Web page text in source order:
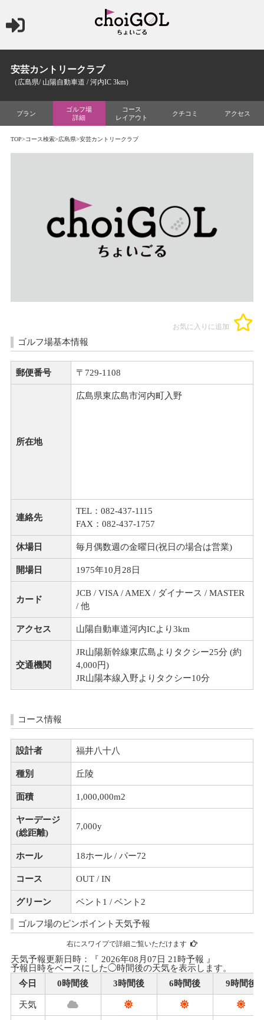
安芸カントリークラブ
（広島県/ 山陽自動車道 / 河内IC 3km）
プラン
ゴルフ場
詳細
コース
レイアウト
クチコミ アクセス
TOP>コース検索>広島県>安芸カントリークラブ
お気に入りに追加
ゴルフ場基本情報
郵便番号 〒729-1108
所在地
広島県東広島市河内町入野
連絡先
TEL：082-437-1115
FAX：082-437-1757
休場日 毎月偶数週の金曜日(祝日の場合は営業)
開場日 1975年10月28日
カード
JCB / VISA / AMEX / ダイナース / MASTER
/ 他
アクセス 山陽自動車道河内ICより3km
交通機関
JR山陽新幹線東広島よりタクシー25分 (約
4,000円)
JR山陽本線入野よりタクシー10分
コース情報
設計者 福井八十八
種別 丘陵
面積 1,000,000m2
ヤーデージ
(総距離)
7,000y
ホール 18ホール / パー72
コース OUT / IN
グリーン ベント1 / ベント2
ゴルフ場のピンポイント天気予報
右にスワイプで詳細ご覧いただけます
天気予報更新日時：『 2026年08月07日 21時予報 』
予報日時をベースにした◯時間後の天気を表示します。
今日
0時間後 3時間後 6時間後 9時間後
天気